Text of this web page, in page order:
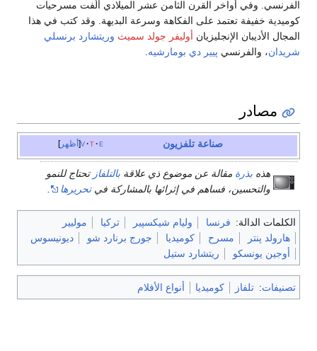
الفرنسي. وفي أواخر القرن الثامن عشر الميلادي أُلِّفت مسرحيات
كوميدية خفيفة تعتمد على الفكاهة وسرعة البديهة. وقد كتب في هذا
المجال الأديبان الإنجليزيان أوليفر جولد سميث وريتشارد برنسلي
شريدان، والفرنسي پيير دي بومارشيه
مصادر
أظهر v t e صناعة تلفزيون
هذه بذرة مقالة عن موضوع ذي علاقة بالتلفاز تحتاج للنمو
والتحسين، فساهم في إثرائها بالمشاركة فيتحريرها .
الكلمات الدالة: فرنسا وليام شيكسپير تركيا
موليير
هارولد پنتر
مسرح كوميديا جورج برنارد شو
ديونيسوس
أوجين يونسكو
ريتشارد ستيل
تصنيفات: تلفاز كوميديا أنواع الأفلام